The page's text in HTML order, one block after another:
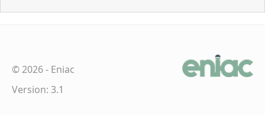
©2026- Eniac
Version: 3.1